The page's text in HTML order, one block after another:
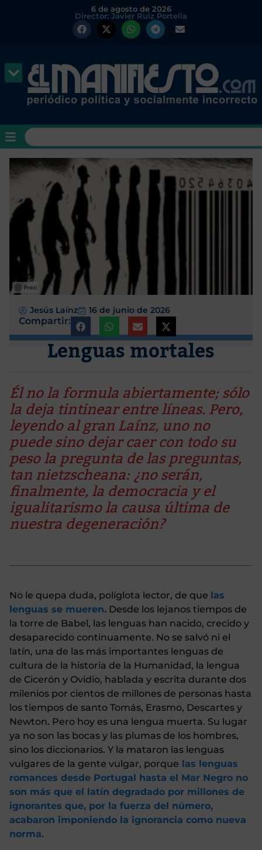
6 de agosto de 2026
Director: Javier Ruiz Portella
Jesús Laínz 16 de junio de 2026
Compartir:
Lenguas mortales
Él no la formula abiertamente; sólo
la deja tintinear entre líneas. Pero,
leyendo al gran Laínz, uno no
puede sino dejar caer con todo su
peso la pregunta de las preguntas,
tan nietzscheana: ¿no serán,
finalmente, la democracia y el
igualitarismo la causa última de
nuestra degeneración?
No le quepa duda, políglota lector, de que las
lenguas se mueren. Desde los lejanos tiempos de
la torre de Babel, las lenguas han nacido, crecido y
desaparecido continuamente. No se salvó ni el
latín, una de las más importantes lenguas de
cultura de la historia de la Humanidad, la lengua
de Cicerón y Ovidio, hablada y escrita durante dos
milenios por cientos de millones de personas hasta
los tiempos de santo Tomás, Erasmo, Descartes y
Newton. Pero hoy es una lengua muerta. Su lugar
ya no son las bocas y las plumas de los hombres,
sino los diccionarios. Y la mataron las lenguas
vulgares de la gente vulgar, porque las lenguas
romances desde Portugal hasta el Mar Negro no
son más que el latín degradado por millones de
ignorantes que, por la fuerza del número,
acabaron imponiendo la ignorancia como nueva
norma.